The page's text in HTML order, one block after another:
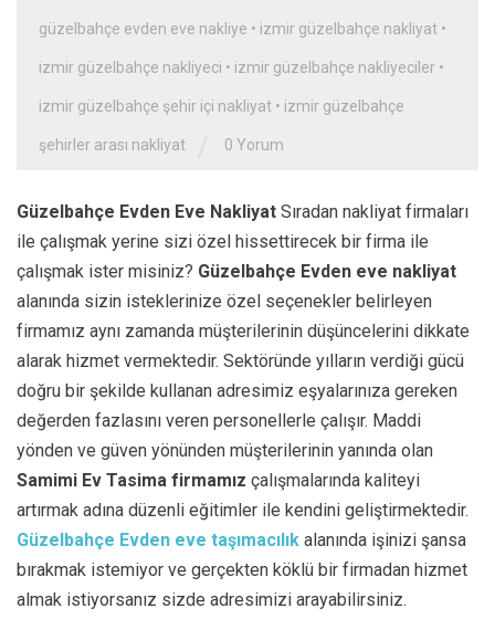
güzelbahçe evden eve nakliye • izmir güzelbahçe nakliyat •
izmir güzelbahçe nakliyeci • izmir güzelbahçe nakliyeciler •
izmir güzelbahçe şehir içi nakliyat • izmir güzelbahçe
şehirler arası nakliyat 0 Yorum
Güzelbahçe Evden Eve Nakliyat Sıradan nakliyat firmaları
ile çalışmak yerine sizi özel hissettirecek bir firma ile
çalışmak ister misiniz? Güzelbahçe Evden eve nakliyat
alanında sizin isteklerinize özel seçenekler belirleyen
firmamız aynı zamanda müşterilerinin düşüncelerini dikkate
alarak hizmet vermektedir. Sektöründe yılların verdiği gücü
doğru bir şekilde kullanan adresimiz eşyalarınıza gereken
değerden fazlasını veren personellerle çalışır. Maddi
yönden ve güven yönünden müşterilerinin yanında olan
Samimi Ev Tasima firmamız çalışmalarında kaliteyi
artırmak adına düzenli eğitimler ile kendini geliştirmektedir.
Güzelbahçe Evden eve taşımacılık alanında işinizi şansa
bırakmak istemiyor ve gerçekten köklü bir firmadan hizmet
almak istiyorsanız sizde adresimizi arayabilirsiniz.